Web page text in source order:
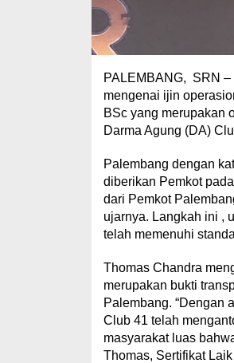
PALEMBANG, SRN –
mengenai ijin
BSc yang merupakan
Darma Agung (DA)
Palembang dengan
diberikan Pemkot
dari Pemkot
ujarnya. Langkah ini ,
telah memenuhi
Thomas Chandra
merupakan bukti
Palembang. “Dengan
Club 41 telah
masyarakat luas
Thomas, Sertifikat